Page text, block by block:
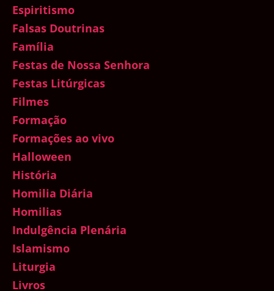
Espiritismo
Falsas Doutrinas
Família
Festas de Nossa Senhora
Festas Litúrgicas
Filmes
Formação
Formações ao vivo
Halloween
História
Homilia Diária
Homilias
Indulgência Plenária
Islamismo
Liturgia
Livros